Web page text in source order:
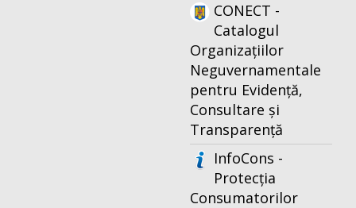
CONECT -
Catalogul
Organizațiilor
Neguvernamentale
pentru Evidență,
Consultare și
Transparență
InfoCons -
Protecția
Consumatorilor